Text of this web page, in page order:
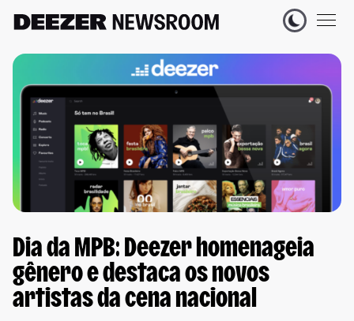
Dia da MPB: Deezer homenageia
gênero e destaca os novos
artistas da cena nacional